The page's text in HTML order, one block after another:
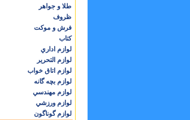
طلا و جواهر
ظروف
فرش و موكت
كتاب
لوازم اداري
لوازم التحرير
لوازم اتاق خواب
لوازم بچه گانه
لوازم مهندسي
لوازم ورزشي
لوازم گوناگون